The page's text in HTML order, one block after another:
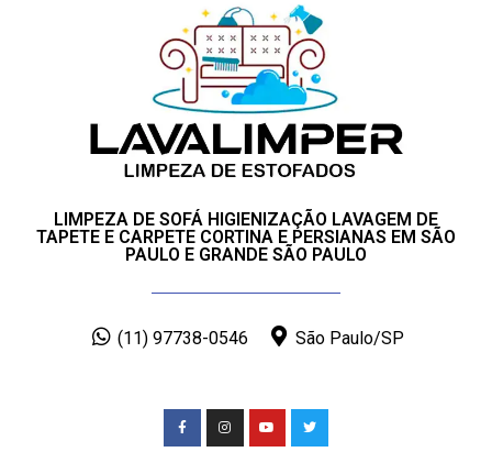
LIMPEZA DE SOFÁ HIGIENIZAÇÃO LAVAGEM DE
TAPETE E CARPETE CORTINA E PERSIANAS EM SÃO
PAULO E GRANDE SÃO PAULO
(11) 97738-0546 São Paulo/SP